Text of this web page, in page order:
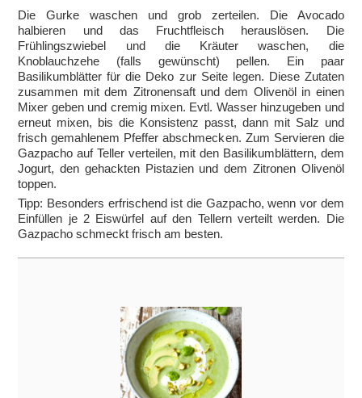
Die Gurke waschen und grob zerteilen. Die Avocado
halbieren und das Fruchtfleisch herauslösen. Die
Frühlingszwiebel und die Kräuter waschen, die
Knoblauchzehe (falls gewünscht) pellen. Ein paar
Basilikumblätter für die Deko zur Seite legen. Diese Zutaten
zusammen mit dem Zitronensaft und dem Olivenöl in einen
Mixer geben und cremig mixen. Evtl. Wasser hinzugeben und
erneut mixen, bis die Konsistenz passt, dann mit Salz und
frisch gemahlenem Pfeffer abschmecken. Zum Servieren die
Gazpacho auf Teller verteilen, mit den Basilikumblättern, dem
Jogurt, den gehackten Pistazien und dem Zitronen Olivenöl
toppen.
Tipp: Besonders erfrischend ist die Gazpacho, wenn vor dem
Einfüllen je 2 Eiswürfel auf den Tellern verteilt werden. Die
Gazpacho schmeckt frisch am besten.